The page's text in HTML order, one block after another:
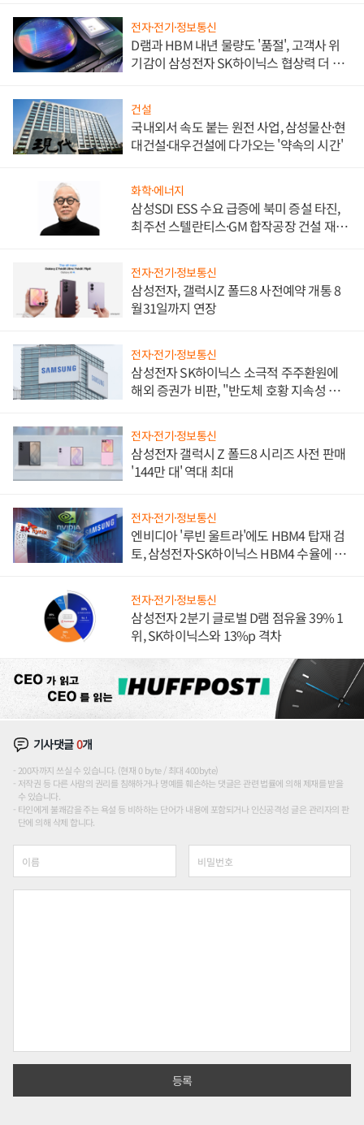
전자·전기·정보통신
D램과 HBM 내년 물량도 '품절', 고객사 위
기감이 삼성전자 SK하이닉스 협상력 더 키
건설
국내외서 속도 붙는 원전 사업, 삼성물산·현
대건설·대우건설에 다가오는 '약속의 시간'
화학·에너지
삼성SDI ESS 수요 급증에 북미 증설 타진,
최주선 스텔란티스·GM 합작공장 건설 재추
전자·전기·정보통신
삼성전자, 갤럭시Z 폴드8 사전예약 개통 8
월31일까지 연장
전자·전기·정보통신
삼성전자 SK하이닉스 소극적 주주환원에
해외 증권가 비판, "반도체 호황 지속성 의
전자·전기·정보통신
삼성전자 갤럭시 Z 폴드8 시리즈 사전 판매
'144만 대' 역대 최대
전자·전기·정보통신
엔비디아 '루빈 울트라'에도 HBM4 탑재 검
토, 삼성전자·SK하이닉스 HBM4 수율에 주
전자·전기·정보통신
삼성전자 2분기 글로벌 D램 점유율 39% 1
위, SK하이닉스와 13%p 격차
기사댓글0개
200자까지 쓰실 수 있습니다. (현재 0 byte / 최대 400byte)
저작권 등 다른 사람의 권리를 침해하거나 명예를 훼손하는 댓글은 관련 법률에 의해 제재를 받을
수 있습니다.
타인에게 불쾌감을 주는 욕설 등 비하하는 단어가 내용에 포함되거나 인신공격성 글은 관리자의 판
단에 의해 삭제 합니다.